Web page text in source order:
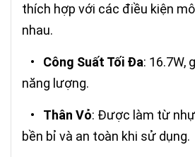
thích hợp với các điều kiện
nhau.
• Công Suất Tối Đa: 16.7W,
năng lượng.
• Thân Vỏ: Được làm từ
bền bỉ và an toàn khi sử dụng.